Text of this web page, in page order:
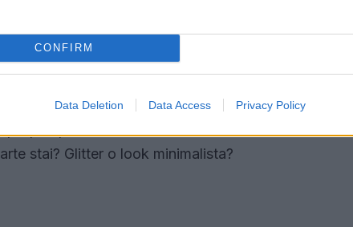
CONFIRM
Data Deletion Data Access Privacy Policy
un ruolo cruciale nel diffondere nuovi stili
luminoso, ha dimostrato che il make-up non
Dall’altro lato, le star del glam rock
hanno abbracciato il glitter e il mascara
per la pista da ballo. Questa dualità di stili
personalità attraverso il trucco, che
stai? Glitter o look minimalista?